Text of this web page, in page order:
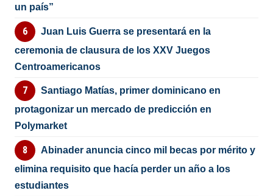
un país”
Juan Luis Guerra se presentará en la
ceremonia de clausura de los XXV Juegos
Centroamericanos
Santiago Matías, primer dominicano en
protagonizar un mercado de predicción en
Polymarket
Abinader anuncia cinco mil becas por mérito y
elimina requisito que hacía perder un año a los
estudiantes